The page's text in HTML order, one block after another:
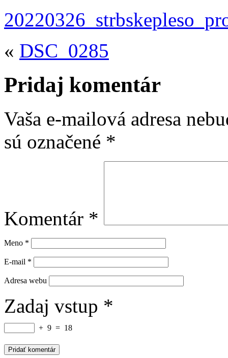
« DSC_0285
Pridaj komentár
Vaša e-mailová adresa
sú označené *
Komentár *
Meno *
E-mail *
Adresa webu
Zadaj vstup *
+ 9 = 18